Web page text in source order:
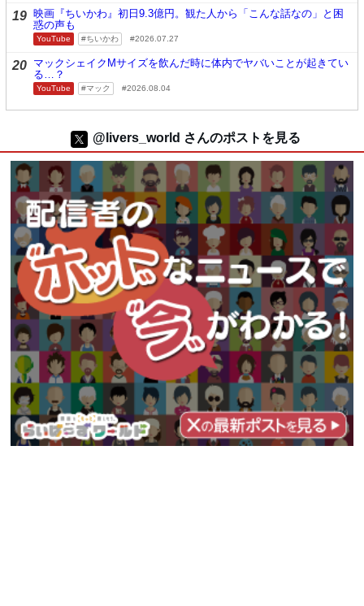
19 映画『ちいかわ』初日9.3億円。観た人から「こんな話なの」と困
惑の声も
YouTube ちいかわ 2026.07.27
20 マックシェイクMサイズを飲んだ時に体内でヤバいことが起きてい
る…？
YouTube マック 2026.08.04
@livers_world さんのポストを見る